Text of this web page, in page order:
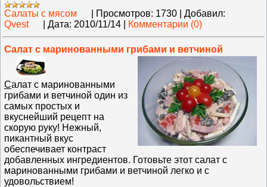
Салаты с мясом
Просмотров: 1730
Добавил:
Qvest
Дата: 2010/11/14 Комментарии (0)
Салат с маринованными грибами и ветчиной
Салат с маринованными
грибами и ветчиной один из
самых простых и
вкуснейший рецепт на
скорую руку! Нежный,
пикантный вкус
обеспечивает контраст
добавленных ингредиентов. Готовьте этот салат с
маринованными грибами и ветчиной легко и с
удовольствием!